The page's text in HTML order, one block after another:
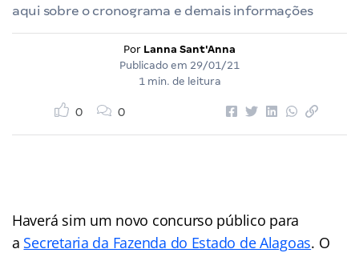
aqui sobre o cronograma e demais informações
Por Lanna Sant'Anna
Publicado em 29/01/21
1 min. de leitura
0 0
Haverá sim um novo concurso público para
a Secretaria da Fazenda do Estado de Alagoas. O